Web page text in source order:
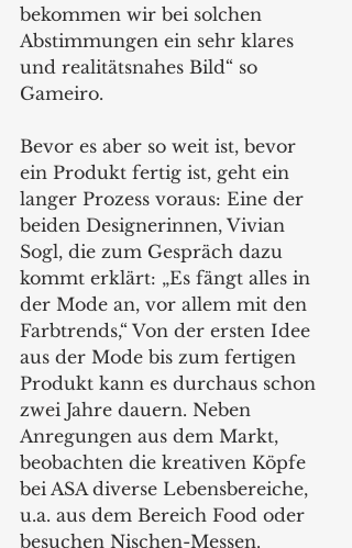
bekommen wir bei solchen
Abstimmungen ein sehr klares
und realitätsnahes Bild“ so
Gameiro.
Bevor es aber so weit ist, bevor
ein Produkt fertig ist, geht ein
langer Prozess voraus: Eine der
beiden Designerinnen, Vivian
Sogl, die zum Gespräch dazu
kommt erklärt: „Es fängt alles in
der Mode an, vor allem mit den
Farbtrends,“ Von der ersten Idee
aus der Mode bis zum fertigen
Produkt kann es durchaus schon
zwei Jahre dauern. Neben
Anregungen aus dem Markt,
beobachten die kreativen Köpfe
bei ASA diverse Lebensbereiche,
u.a. aus dem Bereich Food oder
besuchen Nischen-Messen.